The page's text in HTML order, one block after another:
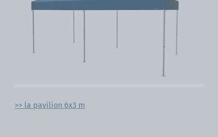
>> la pavilion 6x3 m